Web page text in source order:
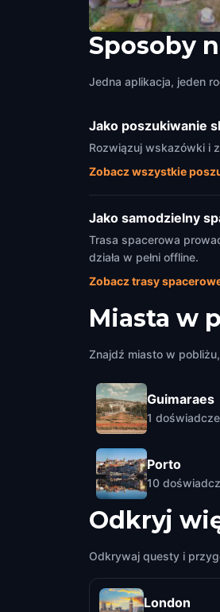
Roman Thermae of
Sposoby
Jedna aplikacja, jeden
Jako poszukiwanie
Rozwiązuj wskazówki i
Zobacz wszystkie
Jako samodzielny
Trasa spacerowa
działa w pełni offline.
Zobacz trasy
Miasta w
Znajdź miasto w
Guimaraes
1
Porto
10
Odkryj
Odkrywaj questy i
London